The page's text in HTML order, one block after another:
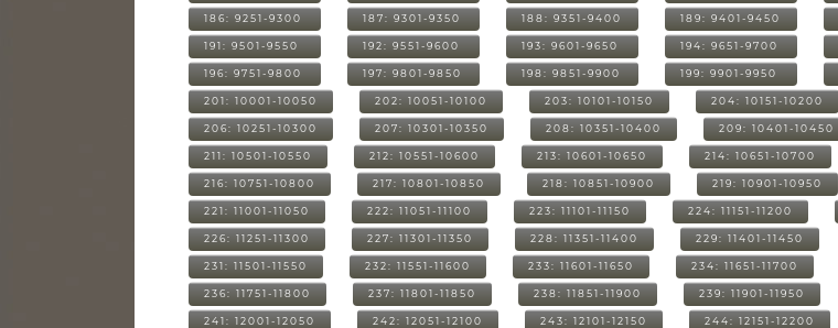
186: 9251-9300 187: 9301-9350 188: 9351-9400 189: 9401-9450
191: 9501-9550 192: 9551-9600 193: 9601-9650 194: 9651-9700
196: 9751-9800 197: 9801-9850 198: 9851-9900 199: 9901-9950
201: 10001-10050 202: 10051-10100 203: 10101-10150 204: 10151-10200
206: 10251-10300 207: 10301-10350 208: 10351-10400 209: 10401-10450
211: 10501-10550 212: 10551-10600 213: 10601-10650 214: 10651-10700
216: 10751-10800 217: 10801-10850 218: 10851-10900 219: 10901-10950
221: 11001-11050 222: 11051-11100 223: 11101-11150 224: 11151-11200
226: 11251-11300 227: 11301-11350 228: 11351-11400 229: 11401-11450
231: 11501-11550 232: 11551-11600 233: 11601-11650 234: 11651-11700
236: 11751-11800 237: 11801-11850 238: 11851-11900 239: 11901-11950
241: 12001-12050 242: 12051-12100 243: 12101-12150 244: 12151-12200